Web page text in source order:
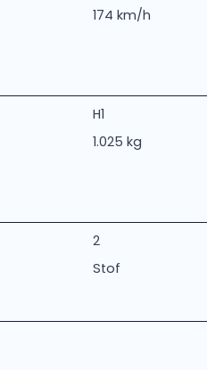
174 km/h
H1
1.025 kg
2
Stof